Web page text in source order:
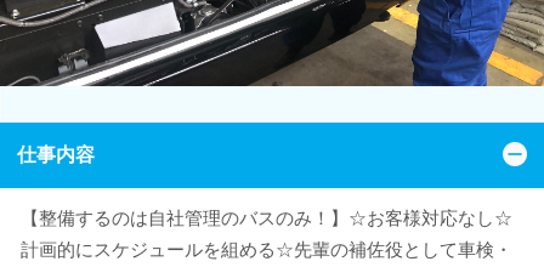
仕事内容
【整備するのは自社管理のバスのみ！】☆お客様対応なし☆
計画的にスケジュールを組める☆先輩の補佐役として車検・